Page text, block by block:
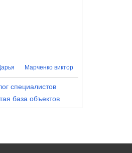
Марченко виктор
специалистов
база объектов